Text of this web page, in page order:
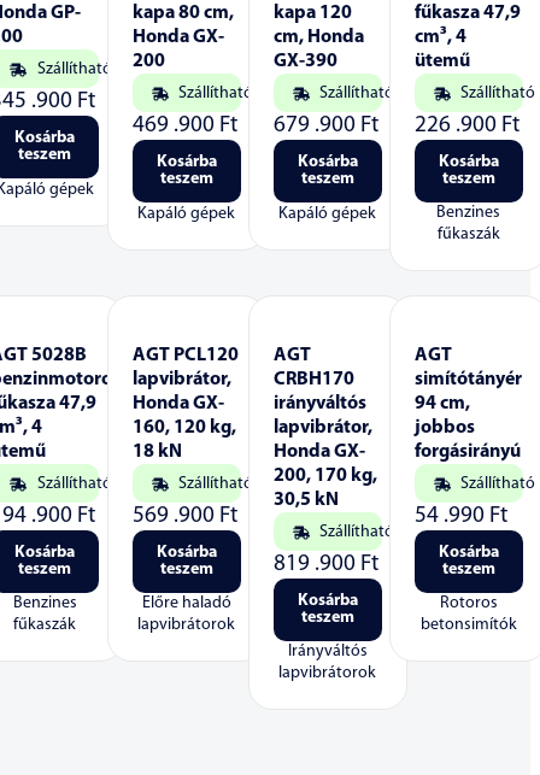
GP-
Szállítható
.900 Ft
Kosárba
teszem
gépek
kapa 80 cm,
Honda GX-
200
Szállítható
469 .900 Ft
Kosárba
teszem
Kapáló gépek
kapa 120
cm, Honda
GX-390
Szállítható
679 .900 Ft
Kosárba
teszem
Kapáló gépek
fűkasza 47,9
cm³, 4
ütemű
Szállítható
226 .900 Ft
Kosárba
teszem
Benzines
fűkaszák
5028B
47,9
4
Szállítható
.900 Ft
Kosárba
teszem
Benzines
fűkaszák
AGT PCL120
lapvibrátor,
Honda GX-
160, 120 kg,
18 kN
Szállítható
569 .900 Ft
Kosárba
teszem
Előre haladó
lapvibrátorok
AGT
CRBH170
irányváltós
lapvibrátor,
Honda GX-
200, 170 kg,
30,5 kN
Szállítható
819 .900 Ft
Kosárba
teszem
Irányváltós
lapvibrátorok
AGT
simítótányér
94 cm,
jobbos
forgásirányú
Szállítható
54 .990 Ft
Kosárba
teszem
Rotoros
betonsimítók